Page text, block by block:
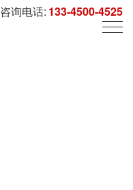
咨询电话: 133-4500-4525